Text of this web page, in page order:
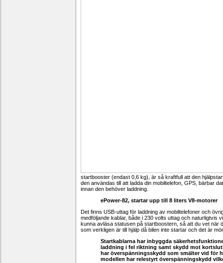
startbooster (endast 0,6 kg), är så kraftfull att den
den användas till att ladda din mobiltelefon, GPS, bärbar
innan den behöver laddning.
ePower-82, startar upp till 8 liters V8-motorer
Det finns USB-uttag för laddning av mobiltelefoner och
medföljande kablar, både i 230 volts uttag och naturligtvis
kunna avläsa statusen på startboostern, så att du vet när
som verkligen är till hjälp då bilen inte startar och det är
Startkablarna har inbyggda
laddning i fel riktning samt skydd mot
har överspänningsskydd som smälter vid för
modellen har relestyrt överspänningskydd